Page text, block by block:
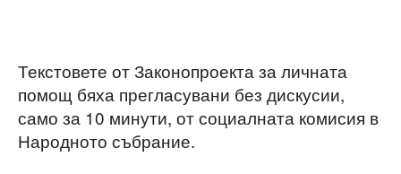
Текстовете от Законопроекта за личната
помощ бяха прегласувани без дискусии,
само за 10 минути, от социалната комисия в
Народното събрание.